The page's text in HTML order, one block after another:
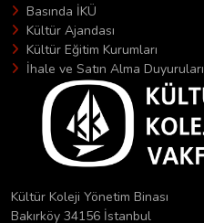
Basında İKÜ
Kültür Ajandası
Kültür Eğitim Kurumları
İhale ve Satın Alma Duyuruları
Kültür Koleji Yönetim Binası
Bakırköy 34156 İstanbul